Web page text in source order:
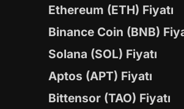
Ethereum (ETH) Fiyatı
Binance Coin (BNB)
Solana (SOL) Fiyatı
Aptos (APT) Fiyatı
Bittensor (TAO) Fiyatı